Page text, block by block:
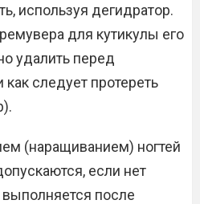
используя дегидратор.
для кутикулы его
удалить перед
следует протереть
(наращиванием) ногтей
если нет
после